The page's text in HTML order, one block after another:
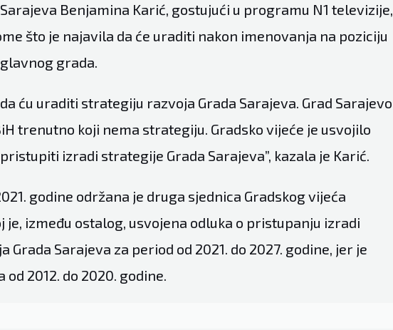
Benjamina Karić, gostujući u programu N1 televizije,
što je najavila da će uraditi nakon imenovanja na poziciju
grada.
ću uraditi strategiju razvoja Grada Sarajeva. Grad Sarajevo
trenutno koji nema strategiju. Gradsko vijeće je usvojilo
izradi strategije Grada Sarajeva”, kazala je Karić.
godine održana je druga sjednica Gradskog vijeća
je, između ostalog, usvojena odluka o pristupanju izradi
Grada Sarajeva za period od 2021. do 2027. godine, jer je
2012. do 2020. godine.